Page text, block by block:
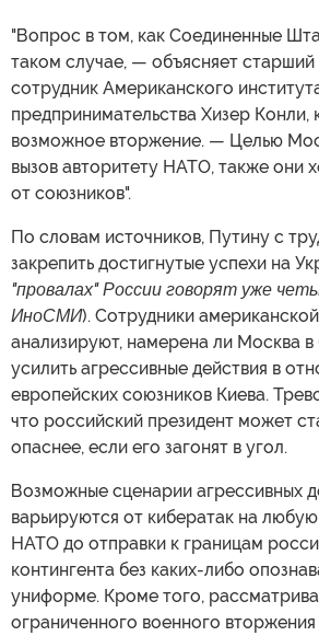
"Вопрос в том, как Соединенные
таком случае, — объясняет старший
сотрудник Американского
предпринимательства Хизер Конли,
возможное вторжение. — Целью
вызов авторитету НАТО, также они
от союзников".
По словам источников, Путину с
закрепить достигнутые успехи на
"провалах" России говорят уже
ИноСМИ). Сотрудники
анализируют, намерена ли Москва
усилить агрессивные действия в
европейских союзников Киева.
что российский президент может
опаснее, если его загонят в угол.
Возможные сценарии агрессивных
варьируются от кибератак на
НАТО до отправки к границам
контингента без каких-либо
униформе. Кроме того,
ограниченного военного вторжения